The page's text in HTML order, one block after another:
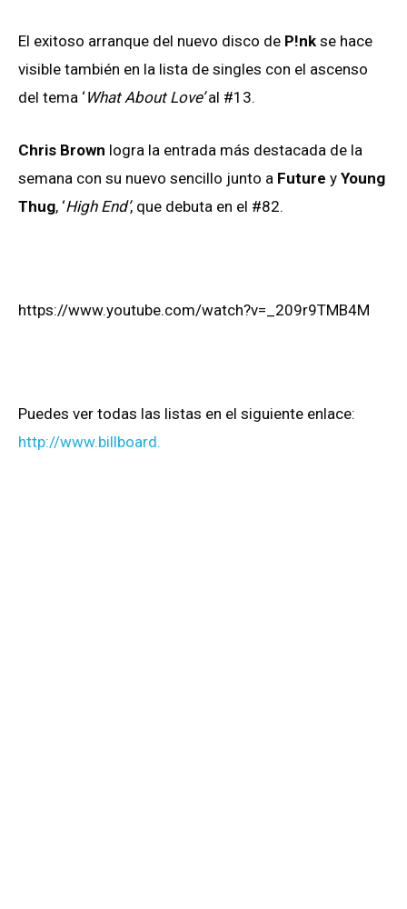
El exitoso arranque del nuevo disco de P!nk se hace
visible también en la lista de singles con el ascenso
del tema ‘What About Love’al #13.
Chris Brown logra la entrada más destacada de la
semana con su nuevo sencillo junto a Future y Young
Thug, ‘High End’, que debuta en el #82.
https://www.youtube.com/watch?v=_209r9TMB4M
Puedes ver todas las listas en el siguiente enlace:
http://www.billboard.